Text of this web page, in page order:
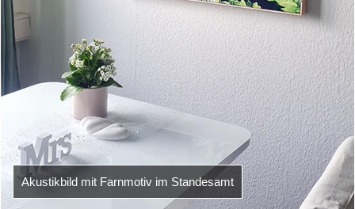
Akustikbild mit Farnmotiv im Standesamt